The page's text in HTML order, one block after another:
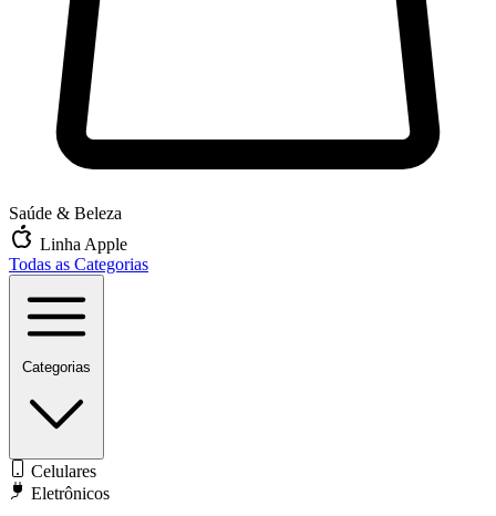
Saúde & Beleza
Linha Apple
Todas as Categorias
Categorias
Celulares
Eletrônicos